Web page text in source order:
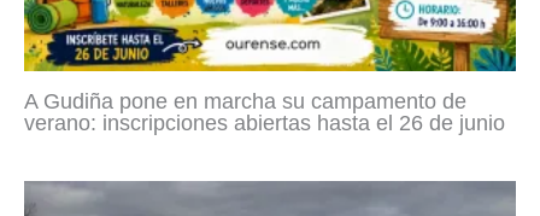
A Gudiña pone en marcha su campamento de
verano: inscripciones abiertas hasta el 26 de junio